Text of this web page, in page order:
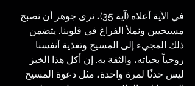
في الآية أعلاه (آية 35)، نرى جوهر أن نصبح
مسيحيين ونملأ الفراغ في قلوبنا. يتضمن
ذلك المجيء إلى المسيح وتغذية أنفسنا
روحياً بحياته، والثقة به. إن أكل هذا الخبز
ليس حدثًا لمرة واحدة، مثل دعوة المسيح